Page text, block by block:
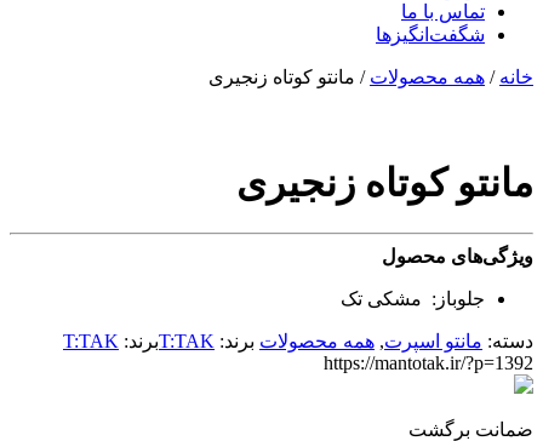
تماس با ما
شگفت‌انگیزها
خانه / همه محصولات / مانتو کوتاه زنجیری
مانتو کوتاه زنجیری
ویژگی‌های محصول
جلوباز: مشکی تک
دسته: مانتو اسپرت, همه محصولات برند: T:TAKبرند: T:TAK
https://mantotak.ir/?p=1392
ضمانت برگشت